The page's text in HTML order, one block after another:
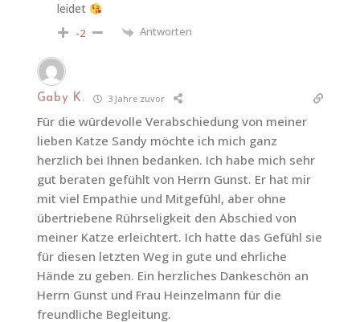
leidet
-2 Antworten
Gaby K. 3 Jahre zuvor
Für die würdevolle Verabschiedung von meiner
lieben Katze Sandy möchte ich mich ganz
herzlich bei Ihnen bedanken. Ich habe mich sehr
gut beraten gefühlt von Herrn Gunst. Er hat mir
mit viel Empathie und Mitgefühl, aber ohne
übertriebene Rührseligkeit den Abschied von
meiner Katze erleichtert. Ich hatte das Gefühl sie
für diesen letzten Weg in gute und ehrliche
Hände zu geben. Ein herzliches Dankeschön an
Herrn Gunst und Frau Heinzelmann für die
freundliche Begleitung.